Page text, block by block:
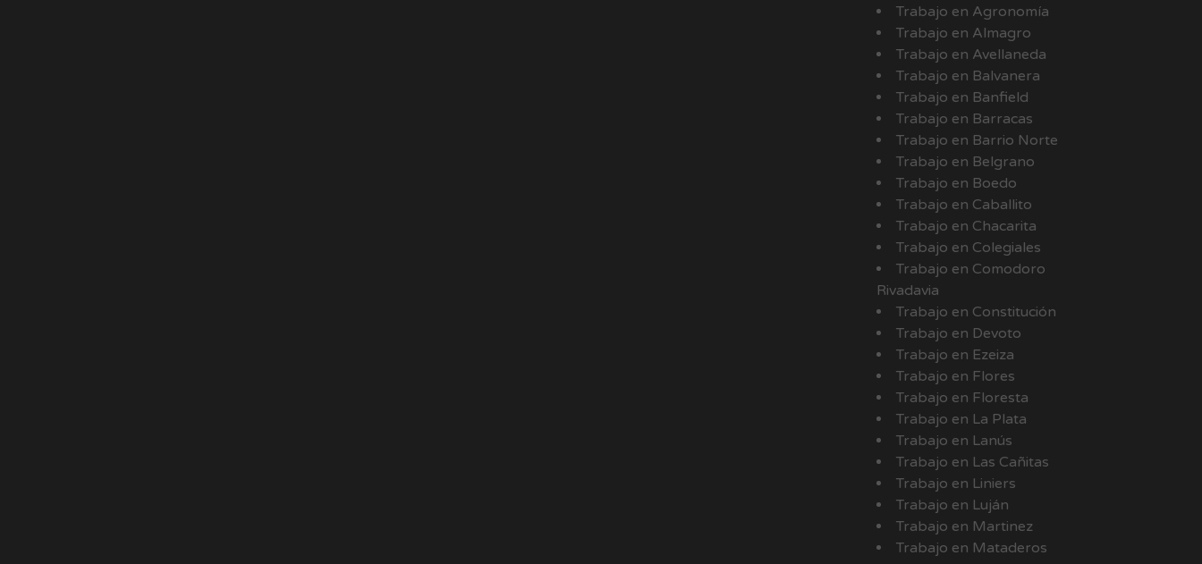
Trabajo en Agronomía
Trabajo en Almagro
Trabajo en Avellaneda
Trabajo en Balvanera
Trabajo en Banfield
Trabajo en Barracas
Trabajo en Barrio Norte
Trabajo en Belgrano
Trabajo en Boedo
Trabajo en Caballito
Trabajo en Chacarita
Trabajo en Colegiales
Trabajo en Comodoro
Rivadavia
Trabajo en Constitución
Trabajo en Devoto
Trabajo en Ezeiza
Trabajo en Flores
Trabajo en Floresta
Trabajo en La Plata
Trabajo en Lanús
Trabajo en Las Cañitas
Trabajo en Liniers
Trabajo en Luján
Trabajo en Martinez
Trabajo en Mataderos